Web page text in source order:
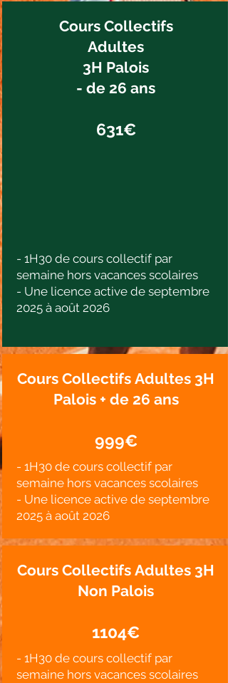
Cours Collectifs
Adultes
3H Palois
- de 26 ans
631€
- 1H30 de cours collectif par
semaine hors vacances scolaires
- Une licence active de septembre
2025 à août 2026
Cours Collectifs Adultes 3H
Palois + de 26 ans
999€
- 1H30 de cours collectif par
semaine hors vacances scolaires
- Une licence active de septembre
2025 à août 2026
Cours Collectifs Adultes 3H
Non Palois
1104€
- 1H30 de cours collectif par
semaine hors vacances scolaires